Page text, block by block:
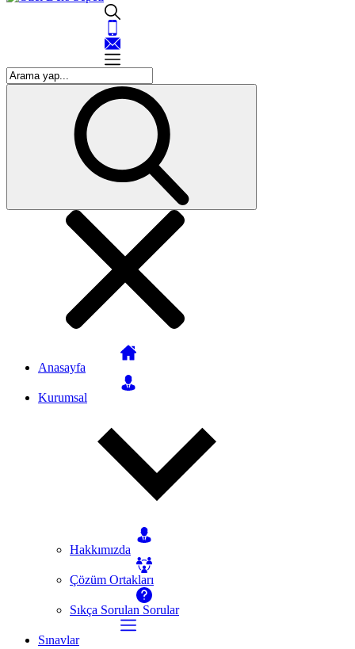
Anasayfa
Kurumsal
Hakkımızda
Çözüm Ortakları
Sıkça Sorulan Sorular
Sınavlar